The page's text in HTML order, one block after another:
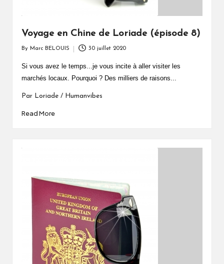
Voyage en Chine de Loriade (épisode 8)
by
By Marc BELOUIS 30 juillet 2020
Si vous avez le temps...je vous incite à aller visiter les
marchés locaux. Pourquoi ? Des milliers de raisons...
Par Loriade / Humanvibes
Read More